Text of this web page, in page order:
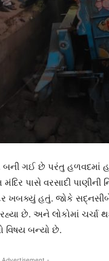
બની ગઈ છે પરંતુ હળવદમાં
પાસે વરસાદી
ખબક્યું હતું. જોકે
છે. અને લોકોમાં ચર્ચા
વિષય બન્યો છે.
-